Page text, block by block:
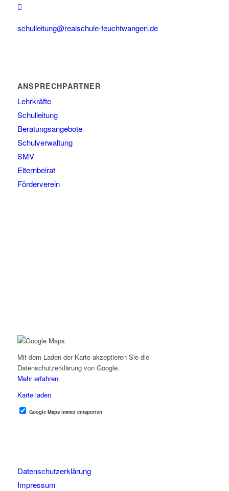
schulleitung@realschule-feuchtwangen.de
ANSPRECHPARTNER
Lehrkräfte
Schulleitung
Beratungsangebote
Schulverwaltung
SMV
Elternbeirat
Förderverein
Mit dem Laden der Karte akzeptieren Sie die
Datenschutzerklärung von Google.
Mehr erfahren
Karte laden
Google Maps immer entsperren
Datenschutzerklärung
Impressum